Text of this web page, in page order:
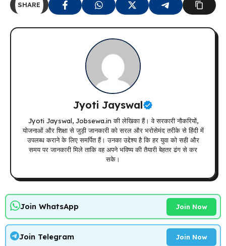
SHARE
Jyoti Jayswal
Jyoti Jayswal, Jobsewa.in की लेखिका हैं। वे सरकारी नौकरियों,
योजनाओं और शिक्षा से जुड़ी जानकारी को सरल और भरोसेमंद तरीके से हिंदी में
उपलब्ध कराने के लिए समर्पित हैं। उनका उद्देश्य है कि हर युवा को सही और
समय पर जानकारी मिले ताकि वह अपने भविष्य की तैयारी बेहतर ढंग से कर
सके।
Join WhatsApp Join Now
Join Telegram Join Now